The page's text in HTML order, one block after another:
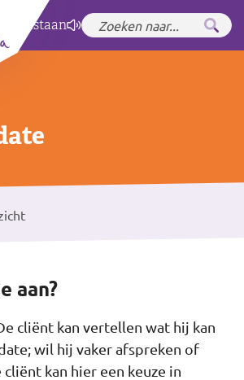
aan
aan?
cliënt kan vertellen wat hij kan
wil hij vaker afspreken of
kan hier een keuze in